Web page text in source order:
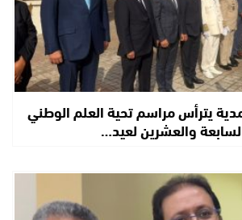
يترأس مراسم تحية العلم الوطني
والعشرين لعيد…